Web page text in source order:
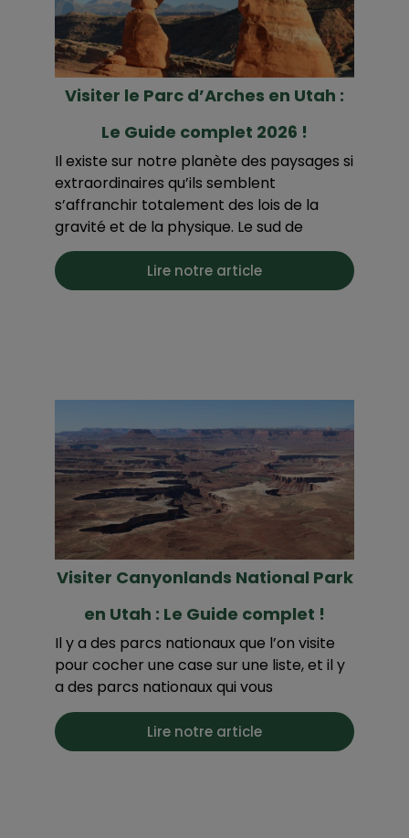
Visiter le Parc d’Arches en Utah :
Le Guide complet 2026 !
Il existe sur notre planète des paysages si
extraordinaires qu’ils semblent
s’affranchir totalement des lois de la
gravité et de la physique. Le sud de
Lire notre article
Visiter Canyonlands National Park
en Utah : Le Guide complet !
Il y a des parcs nationaux que l’on visite
pour cocher une case sur une liste, et il y
a des parcs nationaux qui vous
Lire notre article